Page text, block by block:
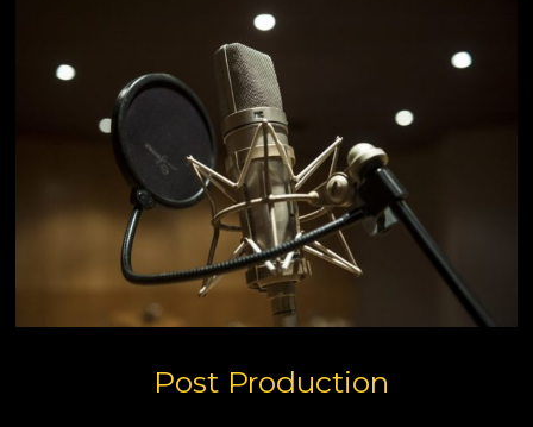
Post Production